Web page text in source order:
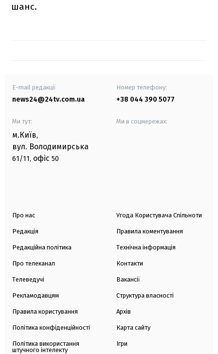
шанс.
E-mail редакції
news24@24tv.com.ua
Номер телефону:
+38 044 390 5077
Ми тут:
м.Київ,
вул. Володимирська
61/11, офіс 50
Ми в соцмережах:
Про нас
Редакція
Редакційна політика
Про телеканал
Телеведучі
Рекламодавцям
Правила користування
Політика конфіденційності
Політика використання
штучного інтелекту
Угода Користувача Спільноти
Правила коментування
Технічна інформація
Контакти
Вакансії
Структура власності
Архів
Карта сайту
Ігри